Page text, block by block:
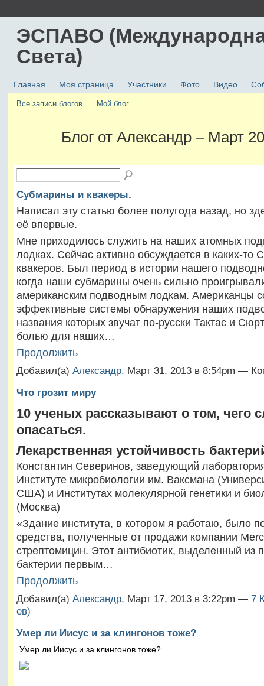
ЭСПАВО
Света)
Главная Моя страница Участники Фото Видео
Все записи блогов Мой блог
Блог от Александр – Март
Субмарины и квакеры.
Написал эту статью более полугода назад, но
её впервые.
Мне приходилось служить на наших атомных
лодках. Сейчас активно обсуждается в каких-
квакеров. Был период в истории нашего
когда наши субмарины очень сильно
американским подводным лодкам. Американцы
эффективные системы обнаружения наших
названия которых звучат по-русски Тактас и
болью для наших…
Продолжить
Добавил(а) Александр, Март 31, 2013 в 8:54pm —
Что грозит миру
10 ученых рассказывают о том, чего
опасаться.
Лекарственная устойчивость
Константин Северинов, заведующий
Институте микробиологии им. Ваксмана
США) и Институтах молекулярной генетики и
(Москва)
«Здание института, в котором я работаю, было
средства, полученные от продажи компании
стрептомицин. Этот антибиотик, выделенный из
бактерии первым…
Продолжить
Добавил(а) Александр, Март 17, 2013 в 3:22pm — 7
ев)
Умер ли Иисус и за клингонов тоже?
Умер ли Иисус и за клингонов тоже?